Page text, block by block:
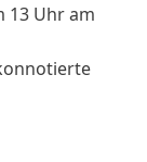
13 Uhr am